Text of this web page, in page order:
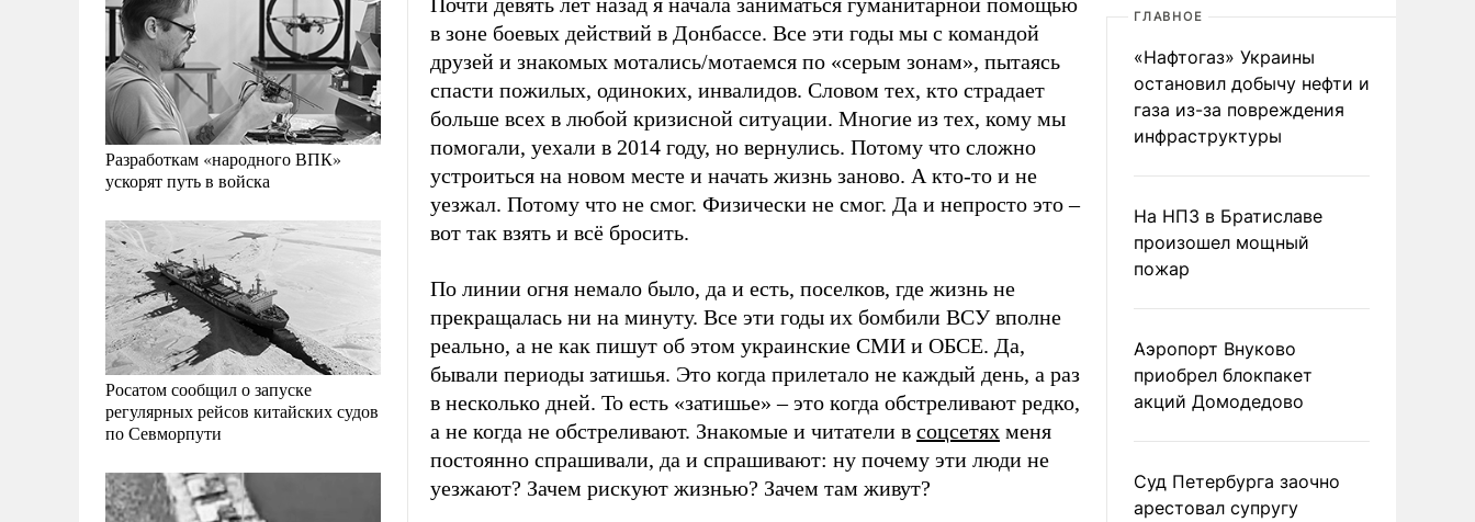
Разработкам «народного ВПК»
ускорят путь в войска
Росатом сообщил о запуске
регулярных рейсов китайских судов
по Севморпути
в зоне боевых действий в Донбассе. Все эти годы мы с командой
друзей и знакомых мотались/мотаемся по «серым зонам», пытаясь
спасти пожилых, одиноких, инвалидов. Словом тех, кто страдает
больше всех в любой кризисной ситуации. Многие из тех, кому мы
помогали, уехали в 2014 году, но вернулись. Потому что сложно
устроиться на новом месте и начать жизнь заново. А кто-то и не
уезжал. Потому что не смог. Физически не смог. Да и непросто это –
вот так взять и всё бросить.
По линии огня немало было, да и есть, поселков, где жизнь не
прекращалась ни на минуту. Все эти годы их бомбили ВСУ вполне
реально, а не как пишут об этом украинские СМИ и ОБСЕ. Да,
бывали периоды затишья. Это когда прилетало не каждый день, а раз
в несколько дней. То есть «затишье» – это когда обстреливают редко,
а не когда не обстреливают. Знакомые и читатели в соцсетях меня
постоянно спрашивали, да и спрашивают: ну почему эти люди не
уезжают? Зачем рискуют жизнью? Зачем там живут?
ГЛАВНОЕ
«Нафтогаз» Украины
остановил добычу нефти и
газа из-за повреждения
инфраструктуры
На НПЗ в Братиславе
произошел мощный
пожар
Аэропорт Внуково
приобрел блокпакет
акций Домодедово
Суд Петербурга заочно
арестовал супругу